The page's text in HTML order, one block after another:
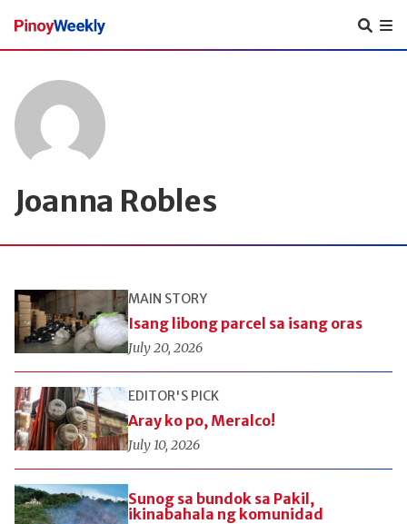
Pinoy
Weekly
Joanna Robles
MAIN STORY
Isang libong parcel sa isang oras
July 20, 2026
EDITOR'S PICK
Aray ko po, Meralco!
July 10, 2026
Sunog sa bundok sa Pakil,
ikinabahala ng komunidad